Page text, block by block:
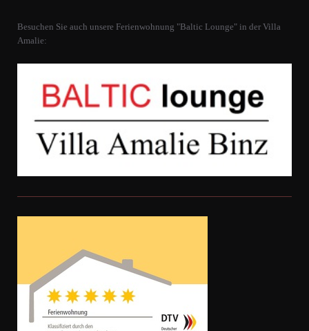
Besuchen Sie auch unsere Ferienwohnung "Baltic Lounge" in der Villa
Amalie: